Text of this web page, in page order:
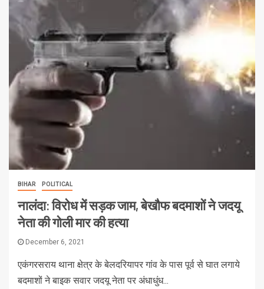
BIHAR POLITICAL
नालंदा: विरोध में सड़क जाम, बेखौफ बदमाशों ने जदयू
नेता की गोली मार की हत्या
December 6, 2021
एकंगरसराय थाना क्षेत्र के बेलदरियापर गांव के पास पूर्व से घात लगाये
बदमाशों ने बाइक सवार जदयू नेता पर अंधाधुंध...